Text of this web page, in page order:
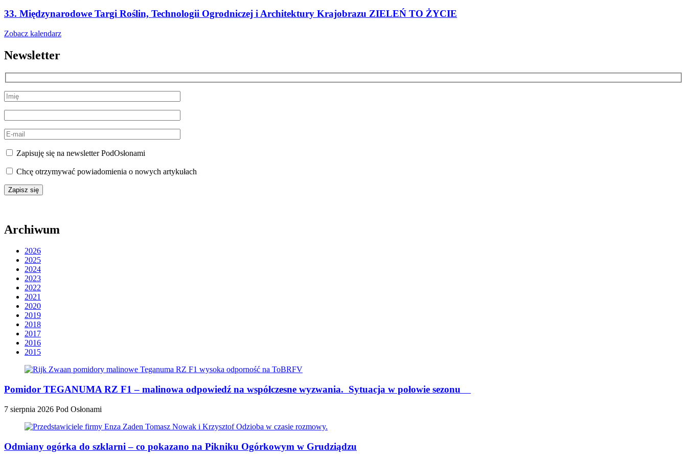
33. Międzynarodowe Targi Roślin, Technologii Ogrodniczej i Architektury Krajobrazu ZIELEŃ TO ŻYCIE
Zobacz kalendarz
Newsletter
Zapisuję się na newsletter PodOsłonami
Chcę otrzymywać powiadomienia o nowych artykułach
Archiwum
2026
2025
2024
2023
2022
2021
2020
2019
2018
2017
2016
2015
Pomidor TEGANUMA RZ F1 – malinowa odpowiedź na współczesne wyzwania. Sytuacja w połowie sezonu
7 sierpnia 2026 Pod Osłonami
Odmiany ogórka do szklarni – co pokazano na Pikniku Ogórkowym w Grudziądzu